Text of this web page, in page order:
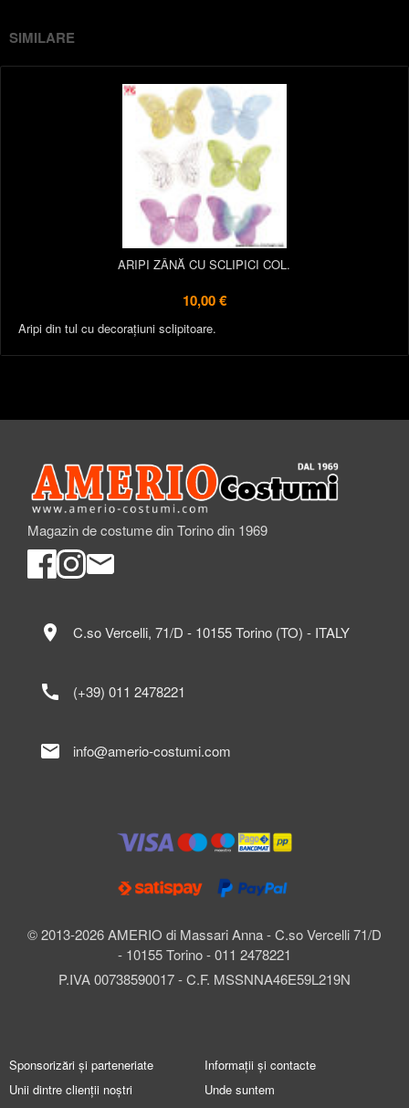
SIMILARE
ARIPI ZÂNĂ CU SCLIPICI COL.
10,00 €
Aripi din tul cu decorațiuni sclipitoare.
Magazin de costume din Torino din 1969
© 2013-2026 AMERIO di Massari Anna - C.so Vercelli 71/D
- 10155 Torino - 011 2478221
P.IVA 00738590017 - C.F. MSSNNA46E59L219N
location_on C.so Vercelli, 71/D - 10155 Torino (TO) - ITALY
call (+39) 011 2478221
mail info@amerio-costumi.com
Sponsorizări și parteneriate
Unii dintre clienții noștri
Informații și contacte
Unde suntem